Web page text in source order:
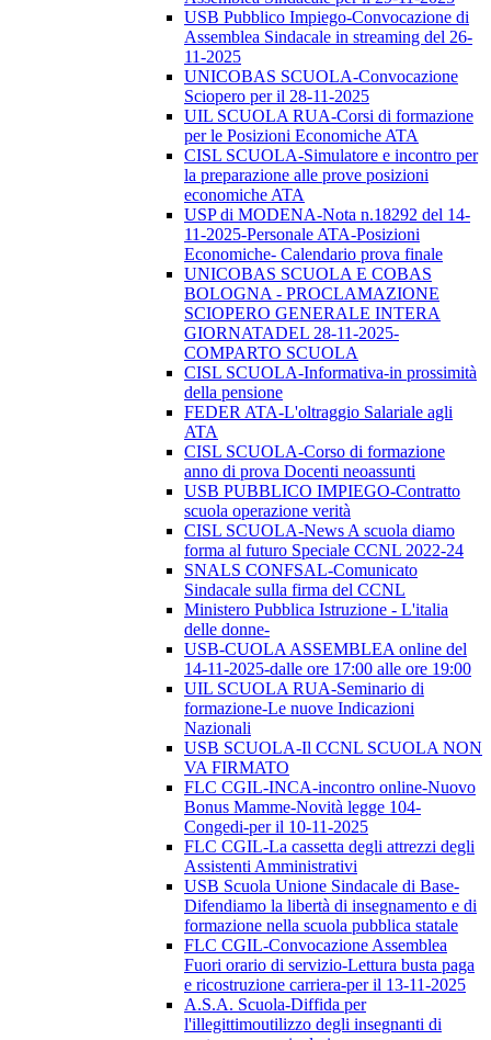
USB Pubblico Impiego-Convocazione di
Assemblea Sindacale in streaming del 26-
11-2025
UNICOBAS SCUOLA-Convocazione
Sciopero per il 28-11-2025
UIL SCUOLA RUA-Corsi di formazione
per le Posizioni Economiche ATA
CISL SCUOLA-Simulatore e incontro per
la preparazione alle prove posizioni
economiche ATA
USP di MODENA-Nota n.18292 del 14-
11-2025-Personale ATA-Posizioni
Economiche- Calendario prova finale
UNICOBAS SCUOLA E COBAS
BOLOGNA - PROCLAMAZIONE
SCIOPERO GENERALE INTERA
GIORNATADEL 28-11-2025-
COMPARTO SCUOLA
CISL SCUOLA-Informativa-in prossimità
della pensione
FEDER ATA-L'oltraggio Salariale agli
ATA
CISL SCUOLA-Corso di formazione
anno di prova Docenti neoassunti
USB PUBBLICO IMPIEGO-Contratto
scuola operazione verità
CISL SCUOLA-News A scuola diamo
forma al futuro Speciale CCNL 2022-24
SNALS CONFSAL-Comunicato
Sindacale sulla firma del CCNL
Ministero Pubblica Istruzione - L'italia
delle donne-
USB-CUOLA ASSEMBLEA online del
14-11-2025-dalle ore 17:00 alle ore 19:00
UIL SCUOLA RUA-Seminario di
formazione-Le nuove Indicazioni
Nazionali
USB SCUOLA-Il CCNL SCUOLA NON
VA FIRMATO
FLC CGIL-INCA-incontro online-Nuovo
Bonus Mamme-Novità legge 104-
Congedi-per il 10-11-2025
FLC CGIL-La cassetta degli attrezzi degli
Assistenti Amministrativi
USB Scuola Unione Sindacale di Base-
Difendiamo la libertà di insegnamento e di
formazione nella scuola pubblica statale
FLC CGIL-Convocazione Assemblea
Fuori orario di servizio-Lettura busta paga
e ricostruzione carriera-per il 13-11-2025
A.S.A. Scuola-Diffida per
l'illegittimoutilizzo degli insegnanti di